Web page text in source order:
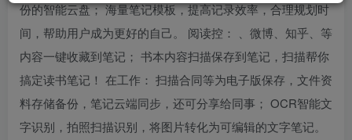
份的智能云盘； 海量笔记模板，提高记录效率，合理规划时
间，帮助用户成为更好的自己。 阅读控： 、微博、知乎、等
内容一键收藏到笔记； 书本内容扫描保存到笔记，扫描帮你
搞定读书笔记！ 在工作： 扫描合同等为电子版保存，文件资
料存储备份，笔记云端同步，还可分享给同事； OCR智能文
字识别，拍照扫描识别，将图片转化为可编辑的文字笔记。